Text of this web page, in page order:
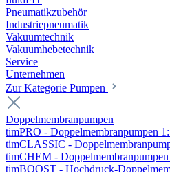
Pneumatikzubehör
Industriepneumatik
Vakuumtechnik
Vakuumhebetechnik
Service
Unternehmen
Zur Kategorie Pumpen
Doppelmembranpumpen
timPRO - Doppelmembranpumpen
timCLASSIC -
timCHEM - Doppelmembranpumpen
timBOOST - Hochdruck-